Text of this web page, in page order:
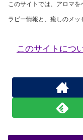
このサイトでは、アロマ
ラピー情報と、癒しのメッ
このサイトに